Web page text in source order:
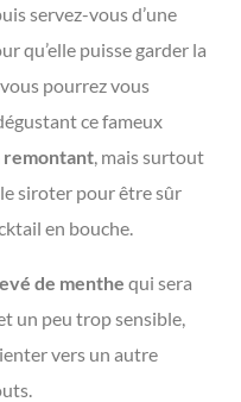
servez-vous d’une
qu’elle puisse garder la
pourrez vous
ce fameux
remontant, mais surtout
siroter pour être sûr
en bouche.
de menthe qui sera
un peu trop sensible,
vers un autre